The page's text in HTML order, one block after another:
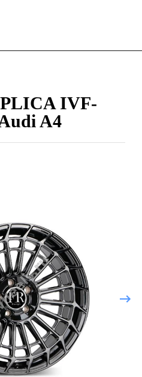
IVF-
A4